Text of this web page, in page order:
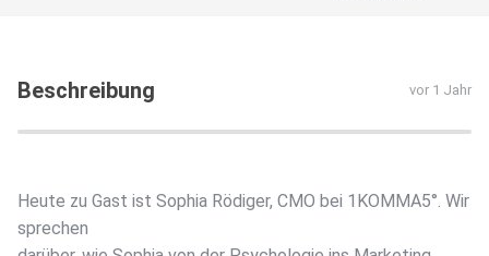
Beschreibung vor 1 Jahr
Heute zu Gast ist Sophia Rödiger, CMO bei 1KOMMA5°. Wir
sprechen